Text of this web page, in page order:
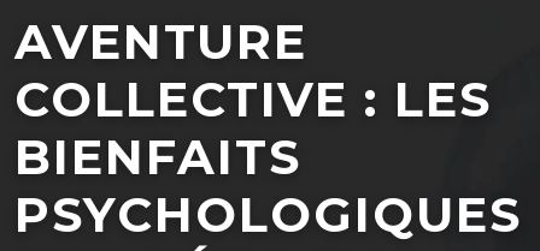
AVENTURE
COLLECTIVE : LES
BIENFAITS
PSYCHOLOGIQUES